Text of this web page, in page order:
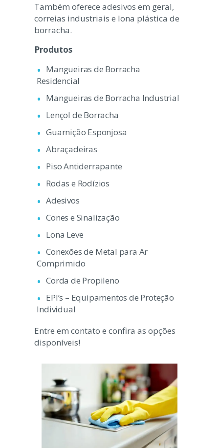
Também oferece adesivos em geral,
correias industriais e lona plástica de
borracha.
Produtos
Mangueiras de Borracha
Residencial
Mangueiras de Borracha Industrial
Lençol de Borracha
Guarnição Esponjosa
Abraçadeiras
Piso Antiderrapante
Rodas e Rodízios
Adesivos
Cones e Sinalização
Lona Leve
Conexões de Metal para Ar
Comprimido
Corda de Propileno
EPI’s – Equipamentos de Proteção
Individual
Entre em contato e confira as opções
disponíveis!